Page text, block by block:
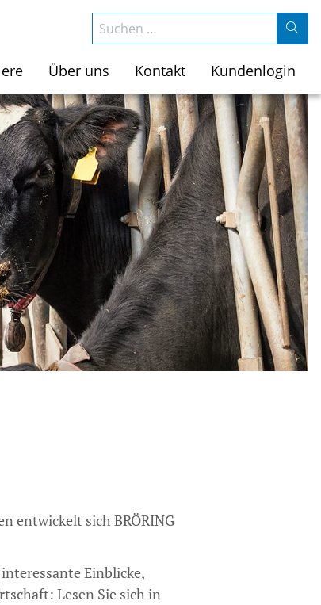
Suchen nach:
Über uns Kontakt Kundenlogin
entwickelt sich BRÖRING
Einblicke,
Lesen Sie sich in